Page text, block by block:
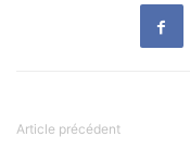
Article précédent